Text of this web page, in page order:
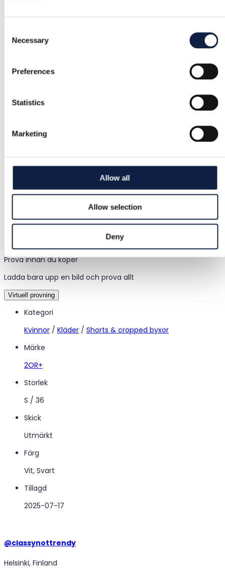
Selection
Necessary
Preferences
Statistics
Marketing
Allow all
Allow selection
Deny
Återbetalning om varan är felaktig eller inte som
Pengarna hålls tills du bekräftar att varan är ok.
Support
Snabb hjälp när du behöver det
Prova innan du köper
Ladda bara upp en bild och prova allt
Virtuell provning
Kategori
Kvinnor / Kläder / Shorts & cropped byxor
Märke
2OR+
Storlek
S / 36
Skick
Utmärkt
Färg
Vit, Svart
Tillagd
2025-07-17
@classynottrendy
Helsinki, Finland